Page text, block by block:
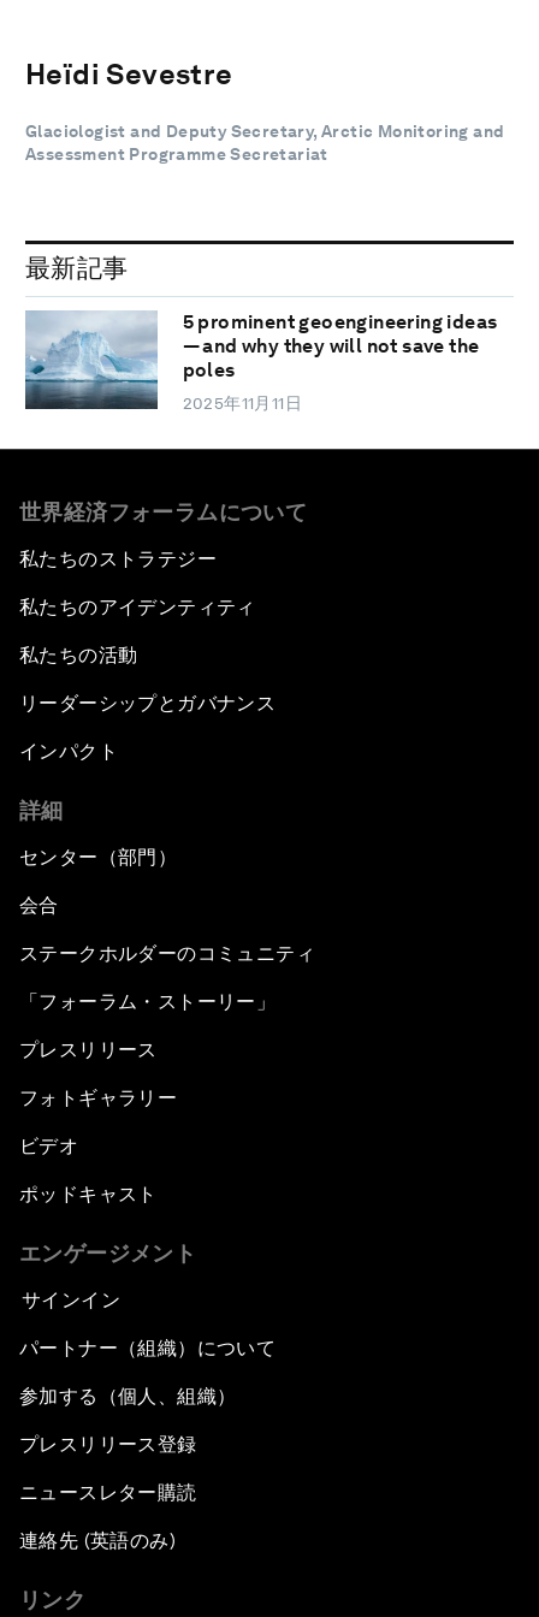
Heïdi Sevestre
Glaciologist and Deputy Secretary, Arctic Monitoring and
Assessment Programme Secretariat
最新記事
5 prominent geoengineering ideas
— and why they will not save the
poles
2025年11月11日
世界経済フォーラムについて
私たちのストラテジー
私たちのアイデンティティ
私たちの活動
リーダーシップとガバナンス
インパクト
詳細
センター（部門）
会合
ステークホルダーのコミュニティ
「フォーラム・ストーリー」
プレスリリース
フォトギャラリー
ビデオ
ポッドキャスト
エンゲージメント
サインイン
パートナー（組織）について
参加する（個人、組織）
プレスリリース登録
ニュースレター購読
連絡先 (英語のみ)
リンク